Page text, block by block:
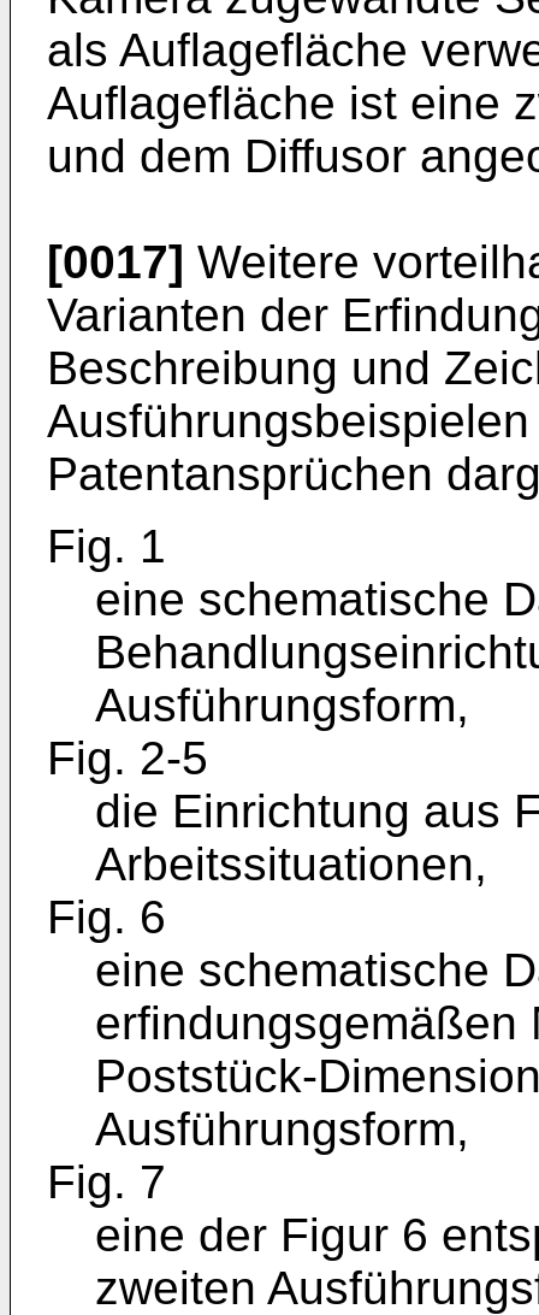
als Auflagefläche
Auflagefläche ist eine
und dem Diffusor
[0017] Weitere
Varianten der
Beschreibung und
Patentansprüchen
Fig. 1
eine schematische
Ausführungsform,
Fig. 2-5
die Einrichtung aus
Arbeitssituationen,
Fig. 6
eine schematische
erfindungsgemäßen
Poststück-
Ausführungsform,
Fig. 7
eine der Figur 6
zweiten